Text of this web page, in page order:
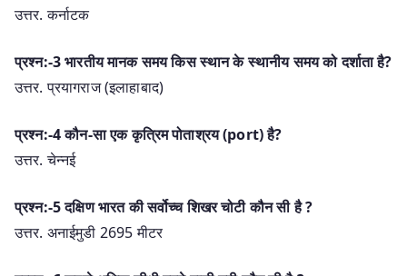
उत्तर. कर्नाटक
प्रश्न:-3 भारतीय मानक समय किस स्थान के स्थानीय समय को दर्शाता है?
उत्तर. प्रयागराज (इलाहाबाद)
प्रश्न:-4 कौन-सा एक कृत्रिम पोताश्रय (port) है?
उत्तर. चेन्नई
प्रश्न:-5 दक्षिण भारत की सर्वोच्च शिखर चोटी कौन सी है ?
उत्तर. अनाईमुडी 2695 मीटर